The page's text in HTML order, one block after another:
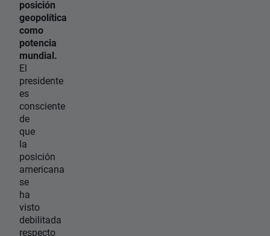
posición
geopolítica
como
potencia
mundial.
El
presidente
es
consciente
de
que
la
posición
americana
se
ha
visto
debilitada
respecto